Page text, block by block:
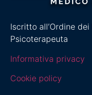
Iscritto all’Ordine
Psicoterapeuta
Informativa privacy
Cookie policy